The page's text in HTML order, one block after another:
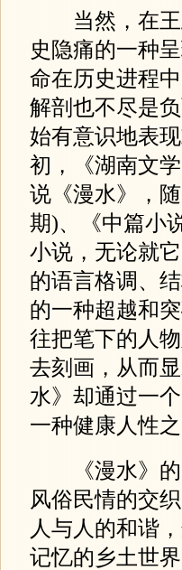
当然，在王
史隐痛的一种
命在历史进程
解剖也不尽是
始有意识地表
初，《湖南文
说《漫水》，
期)、《中篇小
小说，无论就
的语言格调、
的一种超越和
往把笔下的人
去刻画，从而
水》却通过一
一种健康人性
《漫水》的
风俗民情的交
人与人的和谐
记忆的乡土世